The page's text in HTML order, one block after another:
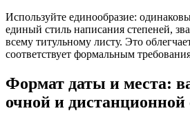
Используйте единообразие:
единый стиль написания степеней,
всему титульному листу. Это
соответствует формальным
Формат даты и места:
очной и дистанционной